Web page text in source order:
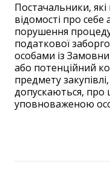
Постачальники,
відомості про
порушення
податкової
особами із
або потенційний
предмету
допускаються,
уповноваженою